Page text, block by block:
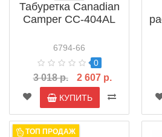
Табуретка Canadian
Camper СС-404AL
6794-66
0
3 018 р. 2 607 р.
КУПИТЬ
ТОП ПРОДАЖ